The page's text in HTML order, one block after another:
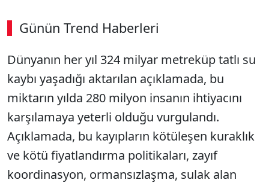
Günün Trend Haberleri
Dünyanın her yıl 324 milyar metreküp tatlı su
kaybı yaşadığı aktarılan açıklamada, bu
miktarın yılda 280 milyon insanın ihtiyacını
karşılamaya yeterli olduğu vurgulandı.
Açıklamada, bu kayıpların kötüleşen kuraklık
ve kötü fiyatlandırma politikaları, zayıf
koordinasyon, ormansızlaşma, sulak alan